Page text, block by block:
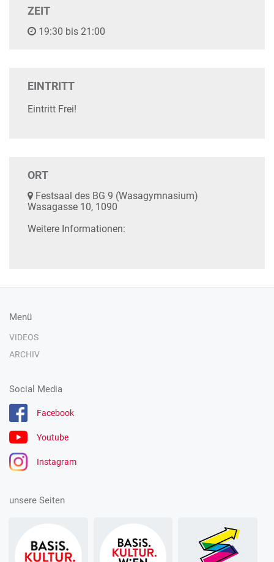
ZEIT
19:30 bis 21:00
EINTRITT
Eintritt Frei!
ORT
Festsaal des BG 9 (Wasagymnasium)
Wasagasse 10, 1090
Weitere Informationen:
Menü
VIDEOS
ARCHIV
Social Media
Facebook
Youtube
Instagram
unsere Seiten